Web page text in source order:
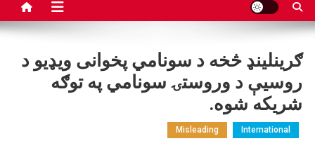
ګرینلینډ څخه د سونامي پخوانی ویډیو د
روسیې د وروستۍ سونامي په توګه
شریکه شوه.
International
Misleading